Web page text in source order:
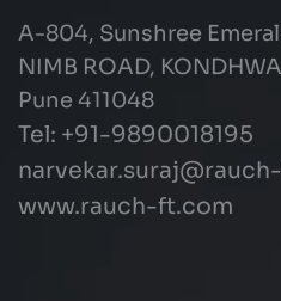
A-804, Sunshree
NIMB ROAD, KONDHWA
Pune 411048
Tel: +91-9890018195
www.rauch-ft.com